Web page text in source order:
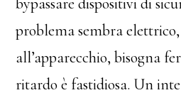
problema sembra
all’apparecchio, bisogna
ritardo è fastidiosa. Un